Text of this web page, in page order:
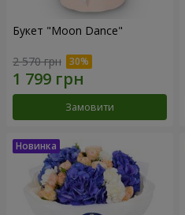
Букет "Moon Dance"
2 570 грн
Замовити